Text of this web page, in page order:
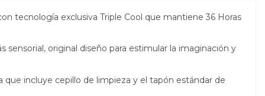
tecnología exclusiva Triple Cool que mantiene 36 Horas
original diseño para estimular la imaginación y
que incluye cepillo de limpieza y el tapón estándar de